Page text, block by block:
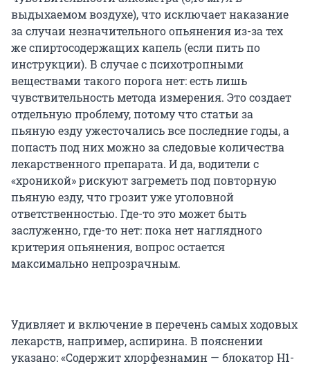
выдыхаемом воздухе), что исключает наказание
за случаи незначительного опьянения из-за тех
же спиртосодержащих капель (если пить по
инструкции). В случае с психотропными
веществами такого порога нет: есть лишь
чувствительность метода измерения. Это создает
отдельную проблему, потому что статьи за
пьяную езду ужесточались все последние годы, а
попасть под них можно за следовые количества
лекарственного препарата. И да, водители с
«хроникой» рискуют загреметь под повторную
пьяную езду, что грозит уже уголовной
ответственностью. Где-то это может быть
заслуженно, где-то нет: пока нет наглядного
критерия опьянения, вопрос остается
максимально непрозрачным.
Удивляет и включение в перечень самых ходовых
лекарств, например, аспирина. В пояснении
указано: «Содержит хлорфезнамин — блокатор Н1-